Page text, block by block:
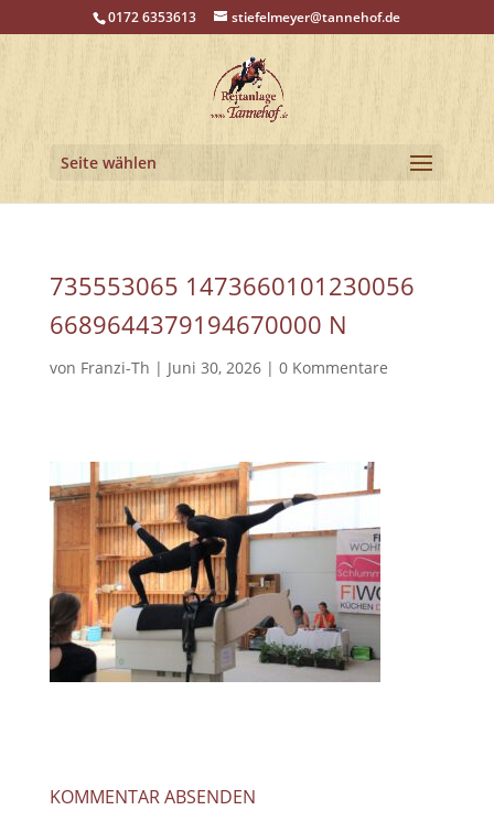
0172 6353613 stiefelmeyer@tannehof.de
Seite wählen
735553065 1473660101230056
6689644379194670000 N
von Franzi-Th | Juni 30, 2026| 0 Kommentare
KOMMENTAR ABSENDEN